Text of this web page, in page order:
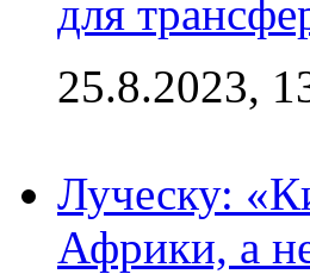
для
25.8.2023,
Луческу:
Африки, а